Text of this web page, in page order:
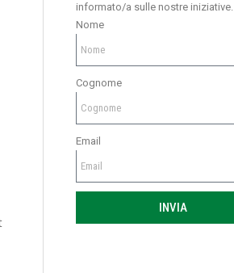
informato/a sulle nostre iniziative.
Nome
Cognome
Email
INVIA